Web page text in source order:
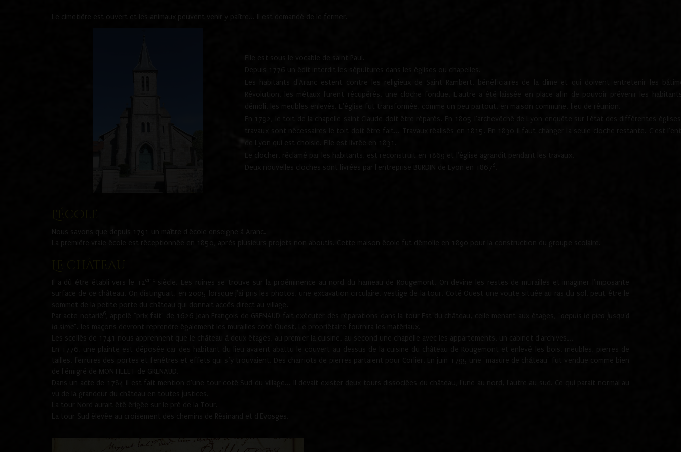
Le cimetière est ouvert et les animaux peuvent venir y paître... Il est demandé de le fermer.
Elle est sous le vocable de saint Paul.
Depuis 1776 un édit interdit les sépultures dans les églises ou chapelles.
Les habitants d'Aranc estent contre les religieux de Saint Rambert, bénéficiaires de la dîme et qui doivent entretenir les
Révolution, les métaux furent récupérés, une cloche fondue. L'autre a été laissée en place afin de pouvoir prévenir les
démoli, les meubles enlevés. L'église fut transformée, comme un peu partout, en maison commune, lieu de réunion.
En 1792, le toit de la chapelle saint Claude doit être réparés. En 1805 l'archevêché de Lyon enquête sur l'état des différentes
travaux sont nécessaires le toit doit être fait... Travaux réalisés en 1815. En 1830 il faut changer la seule cloche restante. C'est
de Lyon qui est choisie. Elle est livrée en 1831.
Le clocher, réclamé par les habitants, est reconstruit en 1869 et l'église agrandit pendant les travaux.
Deux nouvelles cloches sont livrées par l'entreprise BURDIN de Lyon en 1867
Nous savons que depuis 1791 un maître d'école enseigne à Aranc.
La première vraie école est réceptionnée en 1850, après plusieurs projets non aboutis. Cette maison école fut démolie en 1890 pour la construction du groupe scolaire.
Il a dû être établi vers le 12 ème
siècle. Les ruines se trouve sur la proéminence au nord du hameau de Rougemont. On devine les restes de murailles et imaginer l'imposante
surface de ce château. On distinguait, en 2005 lorsque j'ai pris les photos, une excavation circulaire, vestige de la tour. Coté Ouest une voute située au ras du sol, peut être le
sommet de la petite porte du château qui donnait accès direct au village.
Par acte notarié
, appelé "prix fait" de 1626 Jean François de GRENAUD fait exécuter des réparations dans la tour Est du château, celle menant aux étages, "
depuis le pied jusqu'à
". les maçons devront reprendre également les murailles coté Ouest. Le propriétaire fournira les matériaux.
Les scellés de 1741 nous apprennent que le château à deux étages, au premier la cuisine, au second une chapelle avec les appartements, un cabinet d'archives...
En 1776, une plainte est déposée car des habitant du lieu avaient abattu le couvert au dessus de la cuisine du château de Rougemont et enlevé les bois, meubles, pierres de
tailles, ferrures des portes et fenêtres et effets qui s’y trouvaient. Des charriots de pierres partaient pour Corlier. En juin 1795 une "masure de château" fut vendue comme bien
de l'émigré de MONTILLET de GRENAUD.
Dans un acte de 1784 il est fait mention d'une tour coté Sud du village... Il devait exister deux tours dissociées du château, l'une au nord, l'autre au sud. Ce qui parait normal au
vu de la grandeur du château en toutes justices.
La tour Nord aurait été érigée sur le pré de la Tour.
La tour Sud élevée au croisement des chemins de Résinand et d'Evosges.